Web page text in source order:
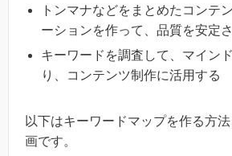
トンマナなどをまとめたコンテ
ーションを作って、品質を安定
キーワードを調査して、マイン
り、コンテンツ制作に活用する
以下はキーワードマップを作る方
画です。